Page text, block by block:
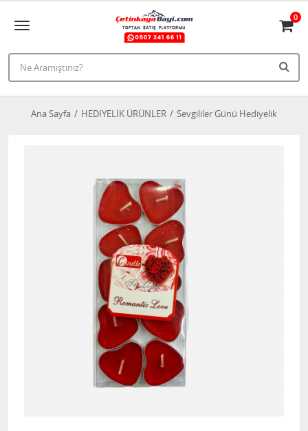
0
Ana Sayfa HEDİYELİK ÜRÜNLER Sevgililer Günü Hediyelik